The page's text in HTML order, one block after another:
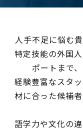
採用情報
外国人雇用推進
お問い合わせ
人手不足に悩む
特定技能の外国
ポートまで
経験豊富なスタ
材に合った候補
語学力や文化の